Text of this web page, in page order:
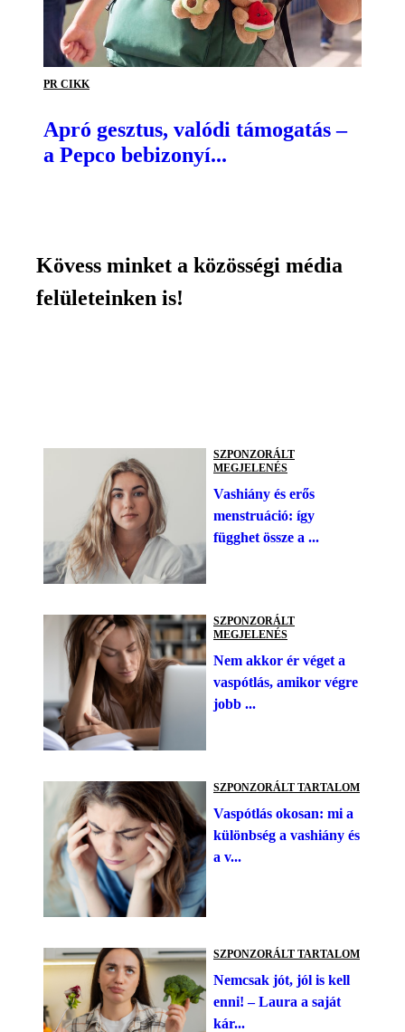
PR CIKK
Apró gesztus, valódi támogatás –
a Pepco bebizonyí...
Kövess minket a közösségi média
felületeinken is!
SZPONZORÁLT
MEGJELENÉS
Vashiány és erős
menstruáció: így
függhet össze a ...
SZPONZORÁLT
MEGJELENÉS
Nem akkor ér véget a
vaspótlás, amikor végre
jobb ...
SZPONZORÁLT TARTALOM
Vaspótlás okosan: mi a
különbség a vashiány és
a v...
SZPONZORÁLT TARTALOM
Nemcsak jót, jól is kell
enni! – Laura a saját
kár...